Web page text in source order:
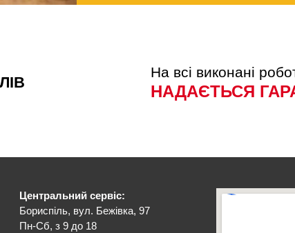
На всі виконані
НАДАЄТЬСЯ
Центральний сервіс:
Бориспіль, вул. Бежівка, 97
Пн-Сб, з 9 до 18